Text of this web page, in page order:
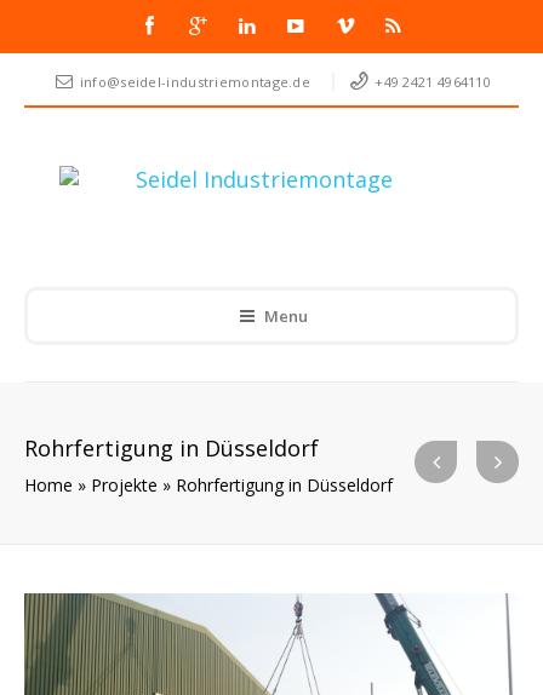
info@seidel-industriemontage.de +49 2421 4964110
Menu
Rohrfertigung in Düsseldorf
Home » Projekte » Rohrfertigung in Düsseldorf